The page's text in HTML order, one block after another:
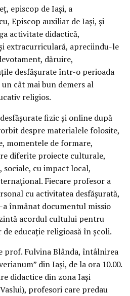
episcop de Iași, a
Episcop auxiliar de Iași, și
activitate didactică,
extracurriculară, apreciindu-le
dăruire,
desfășurate într-o perioada
cât mai bun demers al
religios.
fizic și online după
despre materialele folosite,
momentele de formare,
diferite proiecte culturale,
cu impact local,
Fiecare profesor a
cu activitatea desfășurată,
a înmânat documentul missio
acordul cultului pentru
educație religioasă în școli.
prof. Fulvina Blânda, întâlnirea
din Iași, de la ora 10.00.
didactice din zona Iași
profesori care predau